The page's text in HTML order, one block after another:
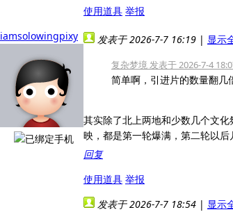
使用道具 举报
iamsolowingpixy
发表于 2026-7-7 16:19 | 显示
复杂梦境 发表于 2026-7-4
简单啊，引进片的数量翻几
其实除了北上两地和少数几个文
映，都是第一轮爆满，第二轮以
回复
使用道具 举报
发表于 2026-7-7 18:54 | 显示